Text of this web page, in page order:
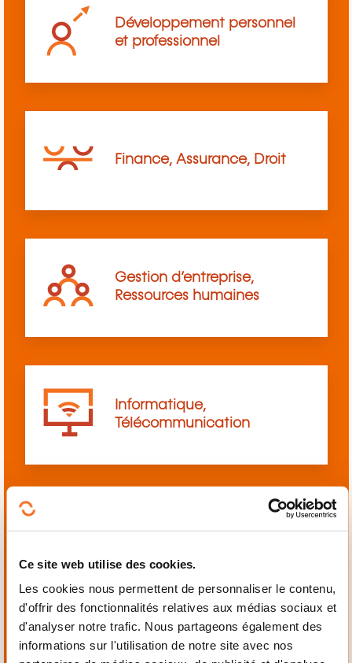
Ce site web utilise des cookies.
Les cookies nous permettent de personnaliser le contenu,
d'offrir des fonctionnalités relatives aux médias sociaux et
d'analyser notre trafic. Nous partageons également des
informations sur l'utilisation de notre site avec nos
Développement personnel
et professionnel
Finance, Assurance, Droit
Gestion d’entreprise,
Ressources humaines
Informatique,
Télécommunication
Mécanique,